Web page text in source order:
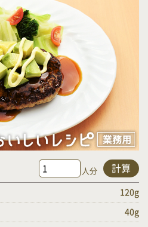
人分 計算
120g
40g